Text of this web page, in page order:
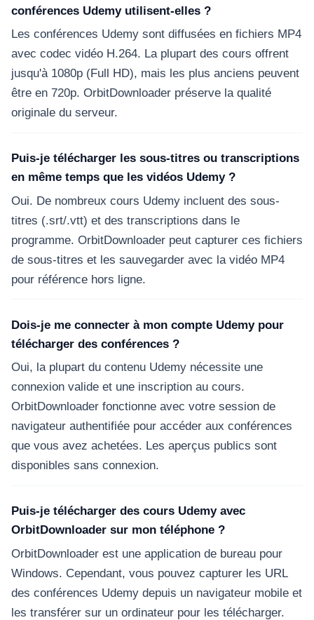
conférences Udemy utilisent-elles ?
Les conférences Udemy sont diffusées en fichiers MP4
avec codec vidéo H.264. La plupart des cours offrent
jusqu'à 1080p (Full HD), mais les plus anciens peuvent
être en 720p. OrbitDownloader préserve la qualité
originale du serveur.
Puis-je télécharger les sous-titres ou transcriptions
en même temps que les vidéos Udemy ?
Oui. De nombreux cours Udemy incluent des sous-
titres (.srt/.vtt) et des transcriptions dans le
programme. OrbitDownloader peut capturer ces fichiers
de sous-titres et les sauvegarder avec la vidéo MP4
pour référence hors ligne.
Dois-je me connecter à mon compte Udemy pour
télécharger des conférences ?
Oui, la plupart du contenu Udemy nécessite une
connexion valide et une inscription au cours.
OrbitDownloader fonctionne avec votre session de
navigateur authentifiée pour accéder aux conférences
que vous avez achetées. Les aperçus publics sont
disponibles sans connexion.
Puis-je télécharger des cours Udemy avec
OrbitDownloader sur mon téléphone ?
OrbitDownloader est une application de bureau pour
Windows. Cependant, vous pouvez capturer les URL
des conférences Udemy depuis un navigateur mobile et
les transférer sur un ordinateur pour les télécharger.